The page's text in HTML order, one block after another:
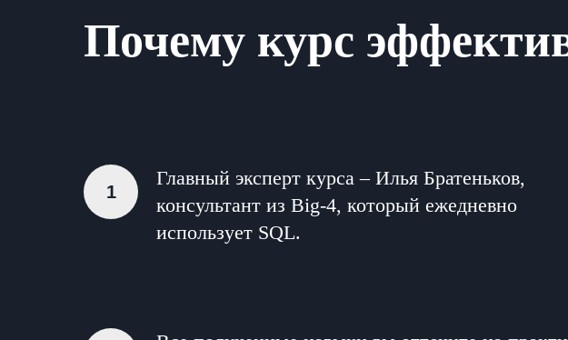
Почему курс
Главный эксперт курса – Илья Братеньков,
консультант из Big-4, который ежедневно
использует SQL.